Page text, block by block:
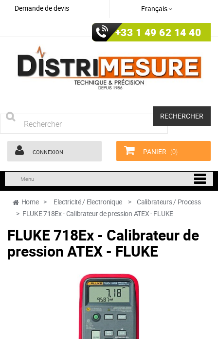
Demande de devis Français
+33 1 49 62 14 40
RECHERCHER
CONNEXION PANIER (0)
Menu
Home > Electricité / Electronique >
Calibrateurs / Process
> FLUKE 718Ex - Calibrateur de pression ATEX - FLUKE
FLUKE 718Ex - Calibrateur de
pression ATEX - FLUKE